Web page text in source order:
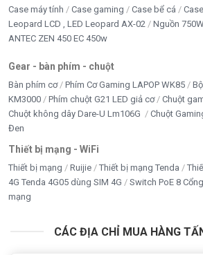
Case máy tính Case gaming Case bể cá
Leopard LCD , LED Leopard AX-02
Nguồn
ANTEC ZEN 450 EC 450w
Gear - bàn phím - chuột
Bàn phím cơ Phím Cơ Gaming LAPOP WK85
KM3000
Phím chuột G21 LED giả cơ
Chuột
Chuột không dây Dare-U Lm106G
Chuột
Đen
Thiết bị mạng - WiFi
Thiết bị mạng Ruijie Thiết bị mạng Tenda
4G Tenda 4G05 dùng SIM 4G
Switch PoE 8
mạng
CÁC ĐỊA CHỈ MUA HÀNG